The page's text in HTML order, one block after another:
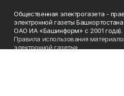
Общественная электрогазета -
электронной газеты
ОАО ИА «Башинформ» с 2001 года).
Правила использования
электронной газеты»